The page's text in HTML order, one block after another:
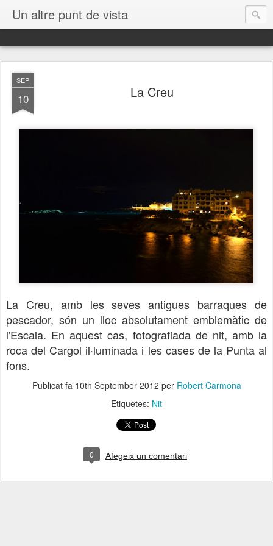
Un altre punt de vista
SEP
10 La Creu
La Creu, amb les seves antigues barraques de
pescador, són un lloc absolutament emblemàtic de
l'Escala. En aquest cas, fotografiada de nit, amb la
roca del Cargol il·luminada i les cases de la Punta al
fons.
Publicat fa 10th September 2012 per Robert Carmona
Etiquetes: Nit
0 Afegeix un comentari